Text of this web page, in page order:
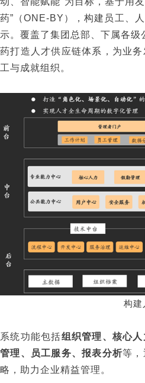
药”（ONE-BY），构建员工、
示。覆盖了集团总部、下属各
药打造人才供应链体系，为业
工与成就组织。
构建
系统功能包括组织管理、核心
管理、员工服务、报表分析等，
略，助力企业精益管理。